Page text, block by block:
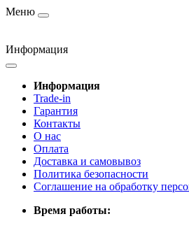
Меню
Информация
Информация
Trade-in
Гарантия
Контакты
О нас
Оплата
Доставка и самовывоз
Политика безопасности
Соглашение на обработку
Время работы: